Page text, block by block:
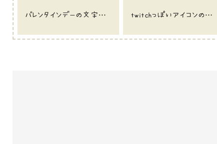
バレンタインデーの文字のイラスト twitchっぽいアイコンのイラスト